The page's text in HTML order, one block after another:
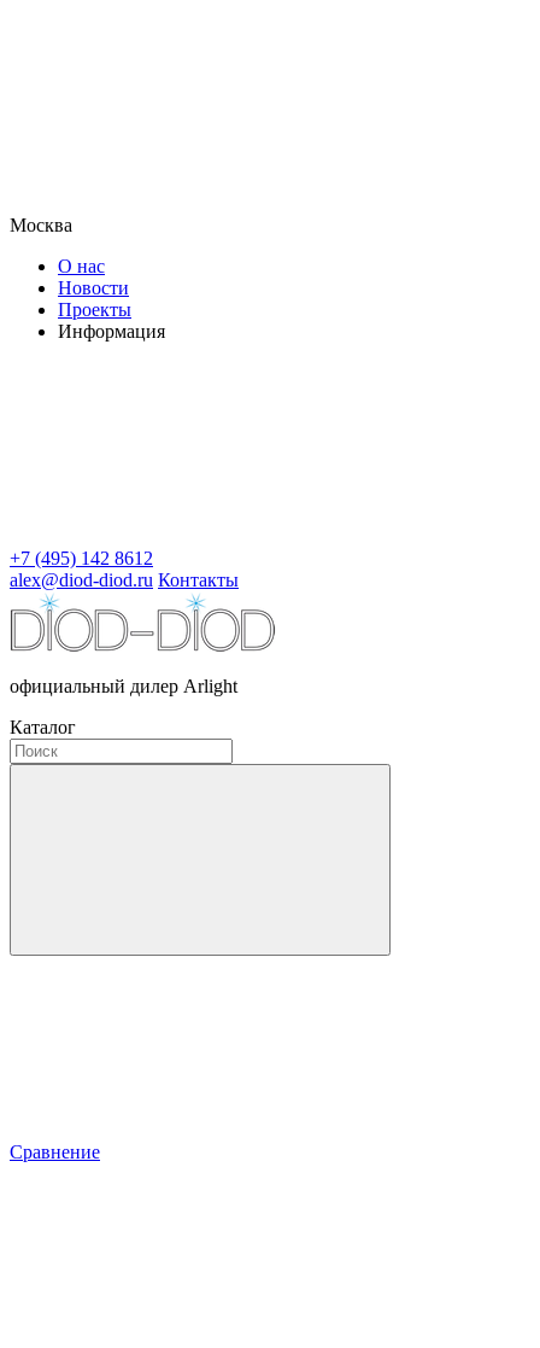
Москва
О нас
Новости
Проекты
Информация
+7 (495) 142 8612
alex@diod-diod.ru Контакты
официальный дилер Arlight
Каталог
Сравнение